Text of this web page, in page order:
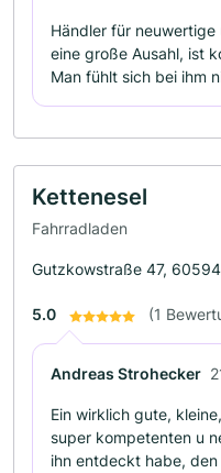
Händler für
eine große Ausahl, ist
Man fühlt sich bei ihm
Kettenesel
Fahrradladen
Gutzkowstraße 47,
5.0 (1
Andreas Strohecker
Ein wirklich gute,
super kompetenten u
ihn entdeckt habe, den